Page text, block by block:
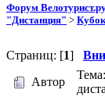
Форум
"Дистанция" >
Страниц: [1]
Автор